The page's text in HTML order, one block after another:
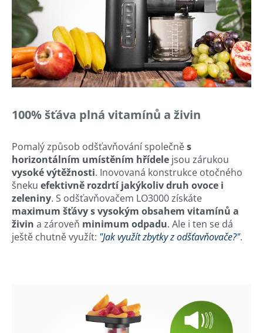
100% šťáva plná vitamínů a živin
Pomalý způsob odšťavňování společněs
horizontálním umístěním hřídele jsou zárukou
vysoké výtěžnosti. Inovovaná konstrukce otočného
šneku efektivně rozdrtí jakýkoliv druh ovoce i
zeleniny. S odšťavňovačem LO3000 získáte
maximum šťávy s vysokým obsahem vitamínů a
živin a zároveň minimum odpadu. Ale i ten se dá
ještě chutně využít: "Jak využít zbytky z odšťavňovače?".